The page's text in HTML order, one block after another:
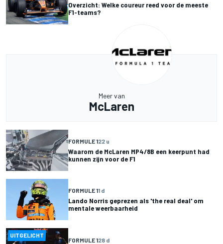
Overzicht: Welke coureur reed voor de meeste
F1-teams?
Meer van
McLaren
FORMULE 122 u
Waarom de McLaren MP4/8B een keerpunt had
kunnen zijn voor de F1
FORMULE 11 d
Lando Norris geprezen als 'the real deal' om
mentale weerbaarheid
UITGELICHT
FORMULE 128 d